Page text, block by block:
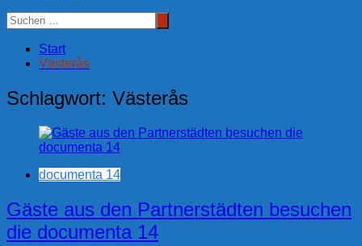
Start
Västerås
Schlagwort: Västerås
documenta 14
Gäste aus den Partnerstädten besuchen
die documenta 14